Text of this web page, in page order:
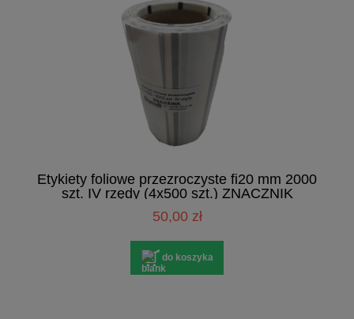
Etykiety foliowe przezroczyste fi20 mm 2000
szt. IV rzędy (4x500 szt.) ZNACZNIK
50,00 zł
do koszyka